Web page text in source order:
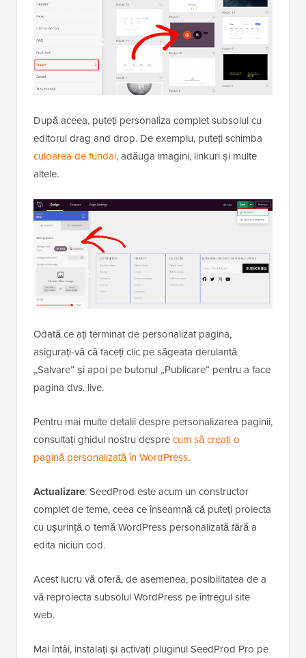
După aceea, puteți personaliza complet subsolul cu
editorul drag and drop. De exemplu, puteți schimba
culoarea de fundal, adăuga imagini, linkuri și multe
altele.
Odată ce ați terminat de personalizat pagina,
asigurați-vă că faceți clic pe săgeata derulantă
„Salvare” și apoi pe butonul „Publicare” pentru a face
pagina dvs. live.
Pentru mai multe detalii despre personalizarea paginii,
consultați ghidul nostru desprecum să creați o
pagină personalizată în WordPress.
Actualizare: SeedProd este acum un constructor
complet de teme, ceea ce înseamnă că puteți proiecta
cu ușurință o temă WordPress personalizată fără a
edita niciun cod.
Acest lucru vă oferă, de asemenea, posibilitatea de a
vă reproiecta subsolul WordPress pe întregul site
web.
Mai întâi, instalați și activați pluginul SeedProd Pro pe